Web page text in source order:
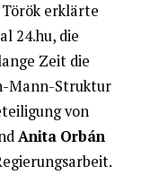
erklärte
24.hu, die
Zeit die
Mann-Struktur
von
Anita Orbán